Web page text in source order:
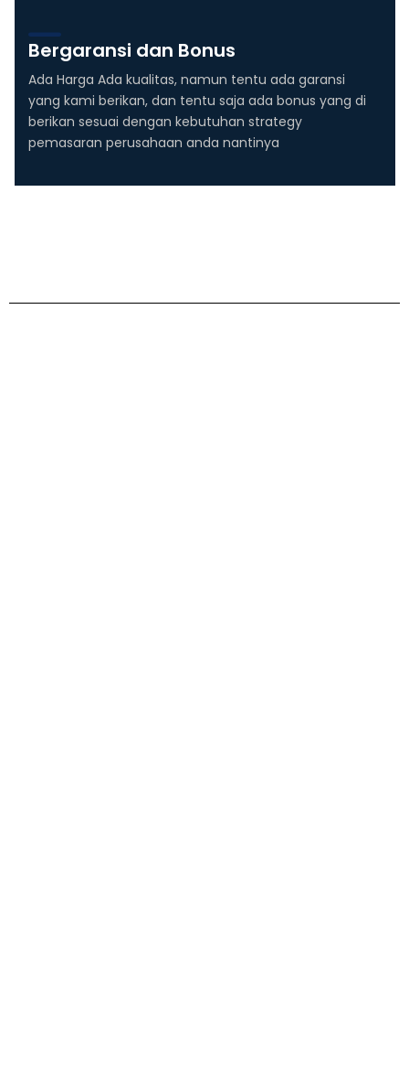
Bergaransi dan Bonus
Ada Harga Ada kualitas, namun tentu ada garansi
yang kami berikan, dan tentu saja ada bonus yang di
berikan sesuai dengan kebutuhan strategy
pemasaran perusahaan anda nantinya